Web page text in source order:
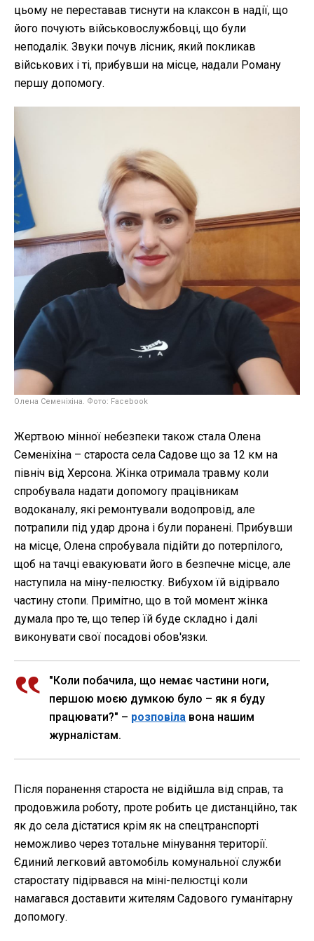
цьому не переставав тиснути на клаксон в надії, що
його почують військовослужбовці, що були
неподалік. Звуки почув лісник, який покликав
військових і ті, прибувши на місце, надали Роману
першу допомогу.
Олена Семеніхіна. Фото: Facebook
Жертвою мінної небезпеки також стала Олена
Семеніхіна – староста села Садове що за 12 км на
північ від Херсона. Жінка отримала травму коли
спробувала надати допомогу працівникам
водоканалу, які ремонтували водопровід, але
потрапили під удар дрона і були поранені. Прибувши
на місце, Олена спробувала підійти до потерпілого,
щоб на тачці евакуювати його в безпечне місце, але
наступила на міну-пелюстку. Вибухом їй відірвало
частину стопи. Примітно, що в той момент жінка
думала про те, що тепер їй буде складно і далі
виконувати свої посадові обов'язки.
"Коли побачила, що немає частини ноги,
першою моєю думкою було – як я буду
працювати?" – розповіла вона нашим
журналістам.
Після поранення староста не відійшла від справ, та
продовжила роботу, проте робить це дистанційно, так
як до села дістатися крім як на спецтранспорті
неможливо через тотальне мінування території.
Єдиний легковий автомобіль комунальної служби
старостату підірвався на міні-пелюстці коли
намагався доставити жителям Садового гуманітарну
допомогу.